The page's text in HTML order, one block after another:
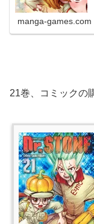
manga-games.com
21巻、コミックの